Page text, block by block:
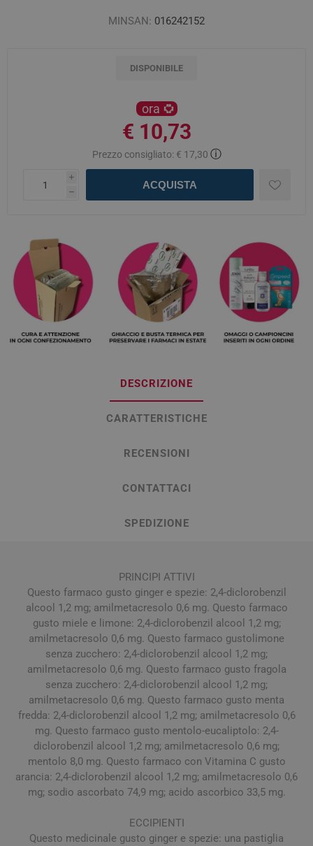
MINSAN: 016242152
DISPONIBILE
ora
€ 10,73
Prezzo consigliato: € 17,30 ⓘ
i
h
ACQUISTA
DESCRIZIONE
CARATTERISTICHE
RECENSIONI
CONTATTACI
SPEDIZIONE
PRINCIPI ATTIVI
Questo farmaco gusto ginger e spezie: 2,4-diclorobenzil
alcool 1,2 mg; amilmetacresolo 0,6 mg. Questo farmaco
gusto miele e limone: 2,4-diclorobenzil alcool 1,2 mg;
amilmetacresolo 0,6 mg. Questo farmaco gustolimone
senza zucchero: 2,4-diclorobenzil alcool 1,2 mg;
amilmetacresolo 0,6 mg. Questo farmaco gusto fragola
senza zucchero: 2,4-diclorobenzil alcool 1,2 mg;
amilmetacresolo 0,6 mg. Questo farmaco gusto menta
fredda: 2,4-diclorobenzil alcool 1,2 mg; amilmetacresolo 0,6
mg. Questo farmaco gusto mentolo-eucaliptolo: 2,4-
diclorobenzil alcool 1,2 mg; amilmetacresolo 0,6 mg;
mentolo 8,0 mg. Questo farmaco con Vitamina C gusto
arancia: 2,4-diclorobenzil alcool 1,2 mg; amilmetacresolo 0,6
mg; sodio ascorbato 74,9 mg; acido ascorbico 33,5 mg.
ECCIPIENTI
Questo medicinale gusto ginger e spezie: una pastiglia